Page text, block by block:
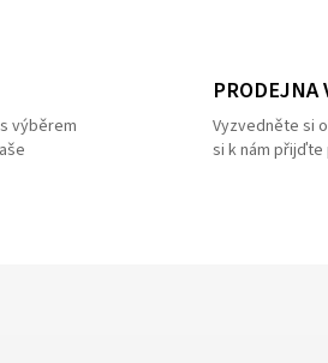
výběrem
PRODEJNA
Vyzvedněte si
si k nám přijďte